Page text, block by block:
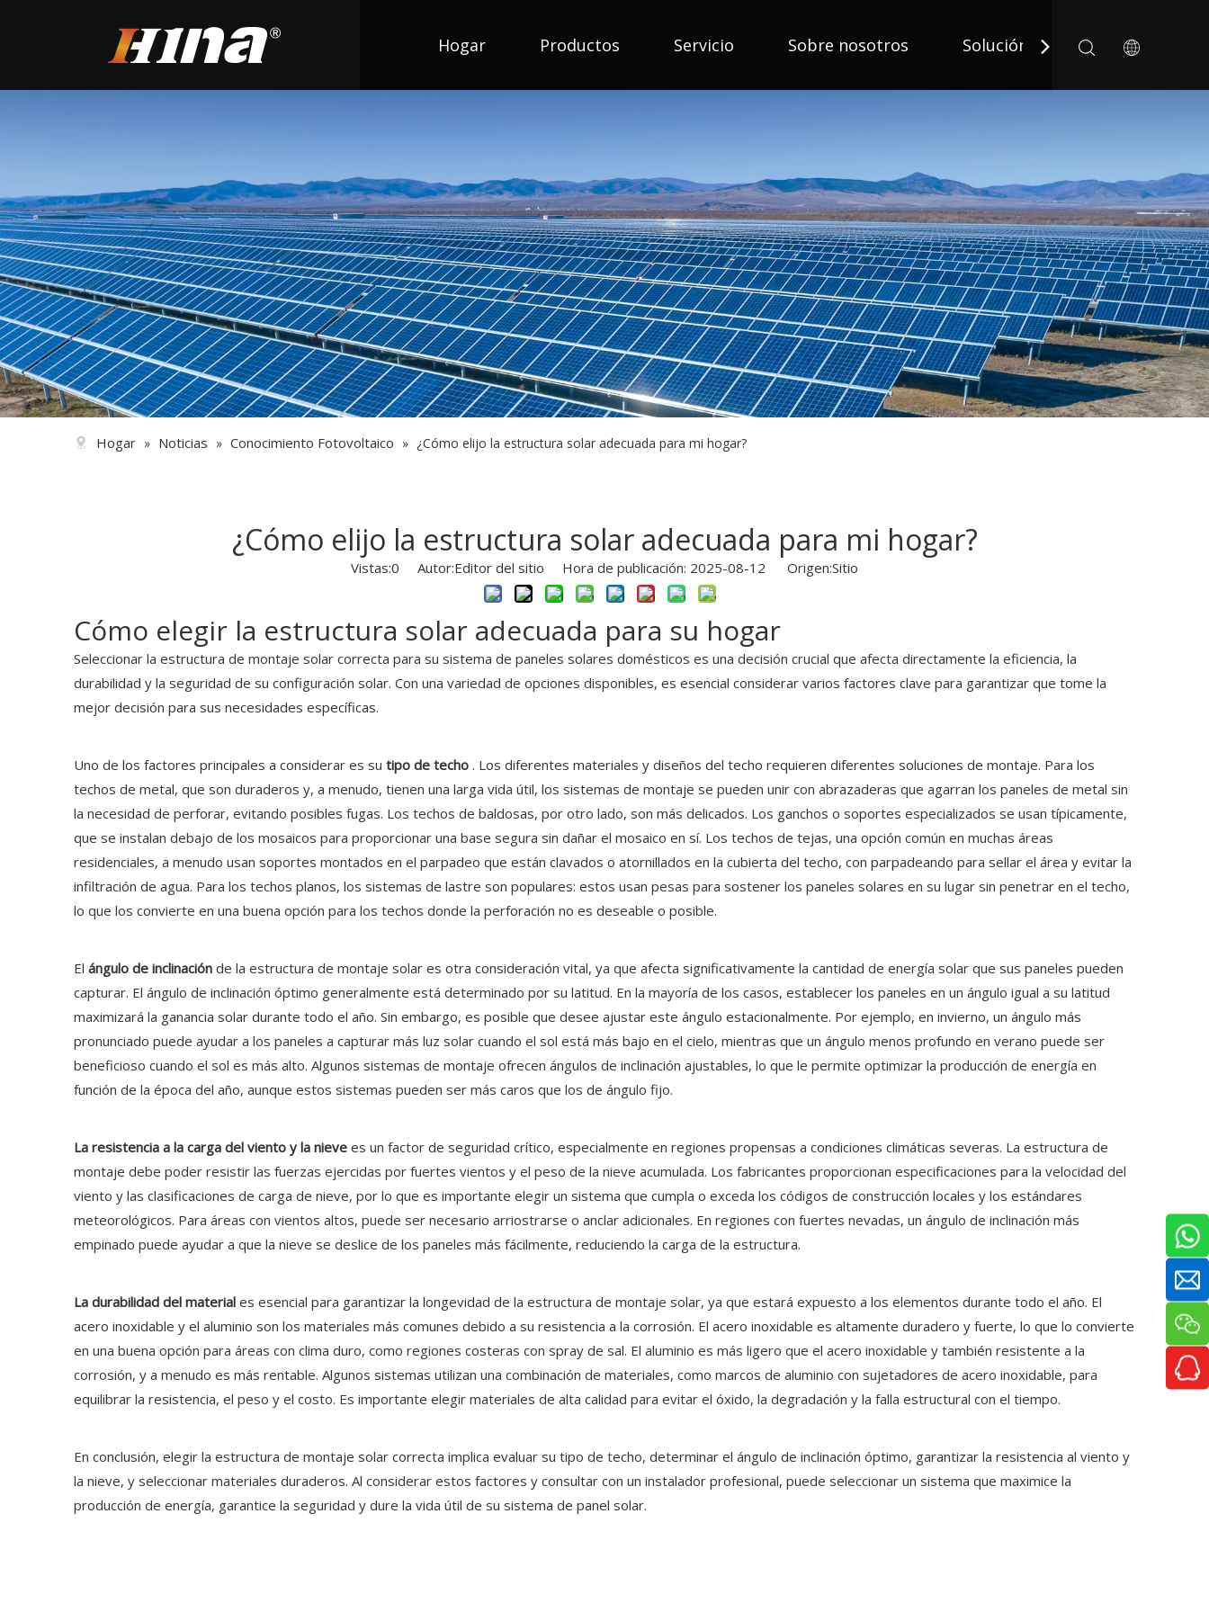
Hogar Productos Servicio Sobre nosotros Solución Solicitud
Hogar » Noticias » Conocimiento Fotovoltaico » ¿Cómo elijo la estructura solar adecuada para mi hogar?
¿Cómo elijo la estructura solar adecuada para mi hogar?
Vistas:0 Autor:Editor del sitio Hora de publicación: 2025-08-12 Origen:Sitio
Cómo elegir la estructura solar adecuada para su hogar
Seleccionar la estructura de montaje solar correcta para su sistema de paneles solares domésticos es una decisión crucial que afecta directamente la eficiencia, la
durabilidad y la seguridad de su configuración solar. Con una variedad de opciones disponibles, es esencial considerar varios factores clave para garantizar que tome la
mejor decisión para sus necesidades específicas.
Uno de los factores principales a considerar es su tipo de techo . Los diferentes materiales y diseños del techo requieren diferentes soluciones de montaje. Para los
techos de metal, que son duraderos y, a menudo, tienen una larga vida útil, los sistemas de montaje se pueden unir con abrazaderas que agarran los paneles de metal sin
la necesidad de perforar, evitando posibles fugas. Los techos de baldosas, por otro lado, son más delicados. Los ganchos o soportes especializados se usan típicamente,
que se instalan debajo de los mosaicos para proporcionar una base segura sin dañar el mosaico en sí. Los techos de tejas, una opción común en muchas áreas
residenciales, a menudo usan soportes montados en el parpadeo que están clavados o atornillados en la cubierta del techo, con parpadeando para sellar el área y evitar la
infiltración de agua. Para los techos planos, los sistemas de lastre son populares: estos usan pesas para sostener los paneles solares en su lugar sin penetrar en el techo,
lo que los convierte en una buena opción para los techos donde la perforación no es deseable o posible.
El ángulo de inclinación de la estructura de montaje solar es otra consideración vital, ya que afecta significativamente la cantidad de energía solar que sus paneles pueden
capturar. El ángulo de inclinación óptimo generalmente está determinado por su latitud. En la mayoría de los casos, establecer los paneles en un ángulo igual a su latitud
maximizará la ganancia solar durante todo el año. Sin embargo, es posible que desee ajustar este ángulo estacionalmente. Por ejemplo, en invierno, un ángulo más
pronunciado puede ayudar a los paneles a capturar más luz solar cuando el sol está más bajo en el cielo, mientras que un ángulo menos profundo en verano puede ser
beneficioso cuando el sol es más alto. Algunos sistemas de montaje ofrecen ángulos de inclinación ajustables, lo que le permite optimizar la producción de energía en
función de la época del año, aunque estos sistemas pueden ser más caros que los de ángulo fijo.
La resistencia a la carga del viento y la nieve es un factor de seguridad crítico, especialmente en regiones propensas a condiciones climáticas severas. La estructura de
montaje debe poder resistir las fuerzas ejercidas por fuertes vientos y el peso de la nieve acumulada. Los fabricantes proporcionan especificaciones para la velocidad del
viento y las clasificaciones de carga de nieve, por lo que es importante elegir un sistema que cumpla o exceda los códigos de construcción locales y los estándares
meteorológicos. Para áreas con vientos altos, puede ser necesario arriostrarse o anclar adicionales. En regiones con fuertes nevadas, un ángulo de inclinación más
empinado puede ayudar a que la nieve se deslice de los paneles más fácilmente, reduciendo la carga de la estructura.
La durabilidad del material es esencial para garantizar la longevidad de la estructura de montaje solar, ya que estará expuesto a los elementos durante todo el año. El
acero inoxidable y el aluminio son los materiales más comunes debido a su resistencia a la corrosión. El acero inoxidable es altamente duradero y fuerte, lo que lo convierte
en una buena opción para áreas con clima duro, como regiones costeras con spray de sal. El aluminio es más ligero que el acero inoxidable y también resistente a la
corrosión, y a menudo es más rentable. Algunos sistemas utilizan una combinación de materiales, como marcos de aluminio con sujetadores de acero inoxidable, para
equilibrar la resistencia, el peso y el costo. Es importante elegir materiales de alta calidad para evitar el óxido, la degradación y la falla estructural con el tiempo.
En conclusión, elegir la estructura de montaje solar correcta implica evaluar su tipo de techo, determinar el ángulo de inclinación óptimo, garantizar la resistencia al viento y
la nieve, y seleccionar materiales duraderos. Al considerar estos factores y consultar con un instalador profesional, puede seleccionar un sistema que maximice la
producción de energía, garantice la seguridad y dure la vida útil de su sistema de panel solar.